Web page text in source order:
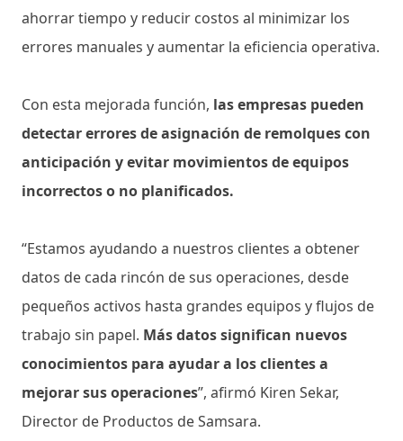
ahorrar tiempo y reducir costos al minimizar los
errores manuales y aumentar la eficiencia operativa.
Con esta mejorada función, las empresas pueden
detectar errores de asignación de remolques con
anticipación y evitar movimientos de equipos
incorrectos o no planificados.
“Estamos ayudando a nuestros clientes a obtener
datos de cada rincón de sus operaciones, desde
pequeños activos hasta grandes equipos y flujos de
trabajo sin papel. Más datos significan nuevos
conocimientos para ayudar a los clientes a
mejorar sus operaciones”, afirmó Kiren Sekar,
Director de Productos de Samsara.